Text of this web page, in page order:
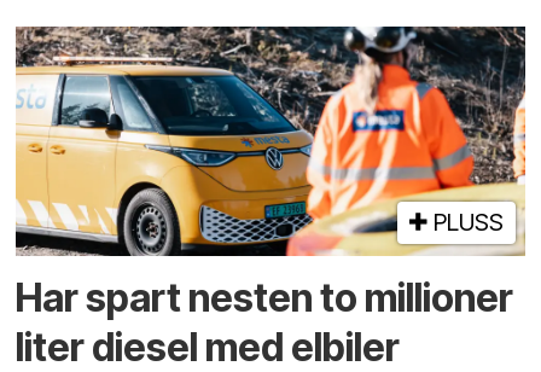
PLUSS
Har spart nesten to millioner
liter diesel med elbiler